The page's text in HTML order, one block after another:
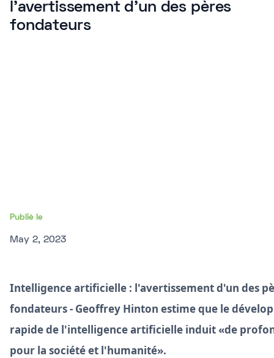
l'avertissement d'un des pères
fondateurs
Publié le
May 2, 2023
Intelligence artificielle : l'avertissement d'un des
fondateurs - Geoffrey Hinton estime que le
rapide de l'intelligence artificielle induit «de
pour la société et l'humanité».